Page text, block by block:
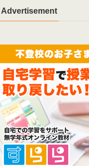
Advertisement